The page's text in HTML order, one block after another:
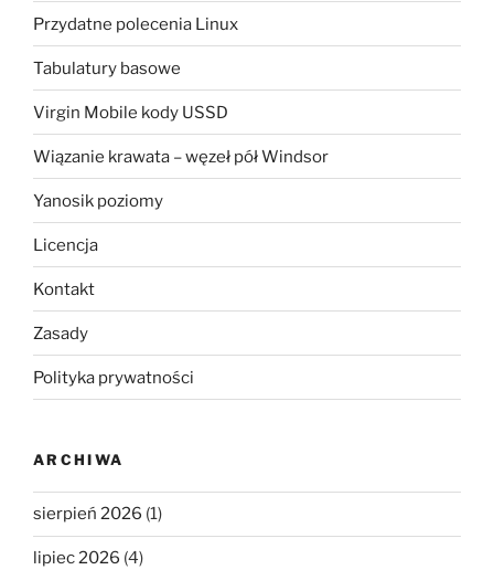
Przydatne polecenia Linux
Tabulatury basowe
Virgin Mobile kody USSD
Wiązanie krawata – węzeł pół Windsor
Yanosik poziomy
Licencja
Kontakt
Zasady
Polityka prywatności
ARCHIWA
sierpień 2026 (1)
lipiec 2026 (4)